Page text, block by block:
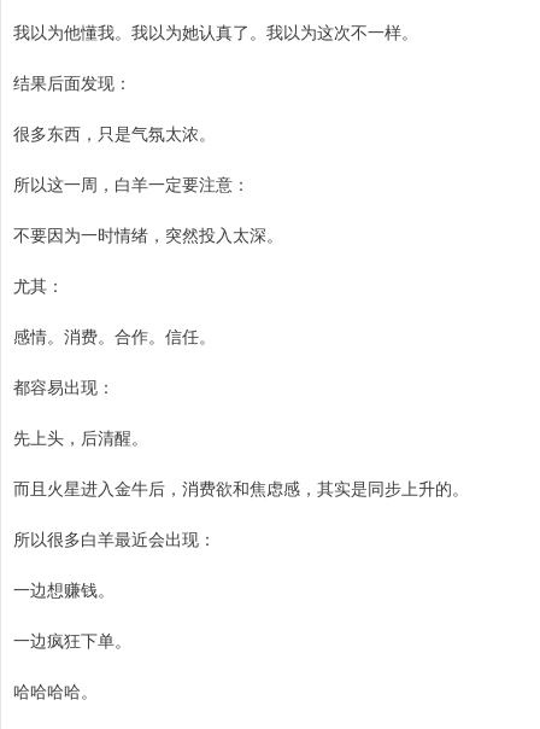
我以为他懂我。我以为她认真了。我以为这次不一样。
结果后面发现：
很多东西，只是气氛太浓。
所以这一周，白羊一定要注意：
不要因为一时情绪，突然投入太深。
尤其：
感情。消费。合作。信任。
都容易出现：
先上头，后清醒。
而且火星进入金牛后，消费欲和焦虑感，其实是同步上升的。
所以很多白羊最近会出现：
一边想赚钱。
一边疯狂下单。
哈哈哈哈。